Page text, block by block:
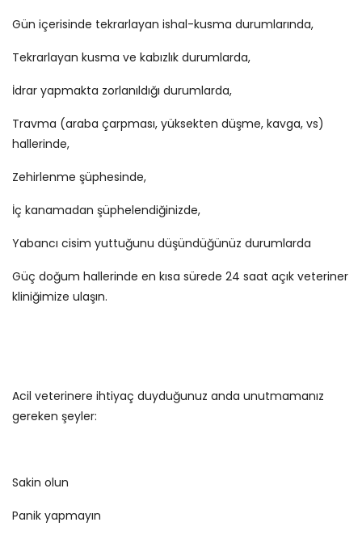
Gün içerisinde tekrarlayan ishal-kusma durumlarında,
Tekrarlayan kusma ve kabızlık durumlarda,
İdrar yapmakta zorlanıldığı durumlarda,
Travma (araba çarpması, yüksekten düşme, kavga, vs)
hallerinde,
Zehirlenme şüphesinde,
İç kanamadan şüphelendiğinizde,
Yabancı cisim yuttuğunu düşündüğünüz durumlarda
Güç doğum hallerinde en kısa sürede 24 saat açık veteriner
kliniğimize ulaşın.
Acil veterinere ihtiyaç duyduğunuz anda unutmamanız
gereken şeyler:
Sakin olun
Panik yapmayın